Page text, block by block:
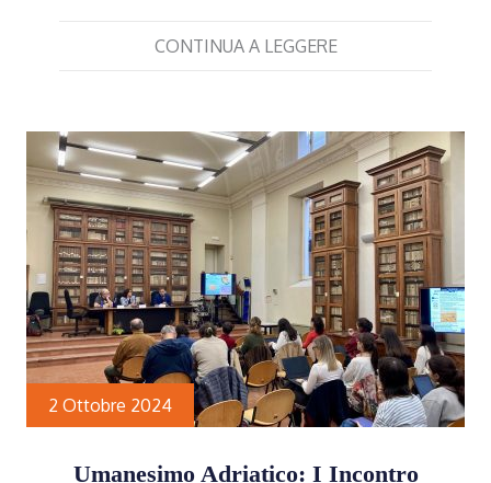
CONTINUA A LEGGERE
2 Ottobre 2024
Umanesimo Adriatico: I Incontro